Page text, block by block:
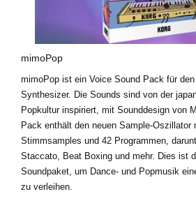
mimoPop
mimoPop ist ein Voice Sound Pack für
Synthesizer. Die Sounds sind von der
Popkultur inspiriert, mit Sounddesign von
Pack enthält den neuen Sample-Oszillator
Stimmsamples und 42 Programmen,
Staccato, Beat Boxing und mehr. Dies ist
Soundpaket, um Dance- und Popmusik
zu verleihen.